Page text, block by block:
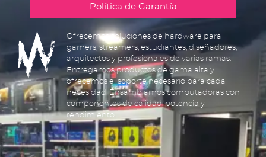
Política de Garantía
Ofrecemos soluciones de hardware para
gamers, streamers, estudiantes, diseñadores,
arquitectos y profesionales de varias ramas.
Entregamos productos de gama alta y
ofrecemos el soporte necesario para cada
necesidad. Ensamblamos computadoras con
componentes de calidad, potencia y
rendimiento.